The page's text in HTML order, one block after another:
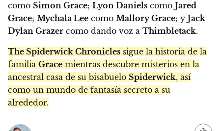
como Simon Grace; Lyon Daniels como Jared
Grace; Mychala Lee como Mallory Grace; y Jack
Dylan Grazer como dando voz a Thimbletack.
The Spiderwick Chronicles sigue la historia de la
familia Grace mientras descubre misterios en la
ancestral casa de su bisabuelo Spiderwick, así
como un mundo de fantasía secreto a su
alrededor.